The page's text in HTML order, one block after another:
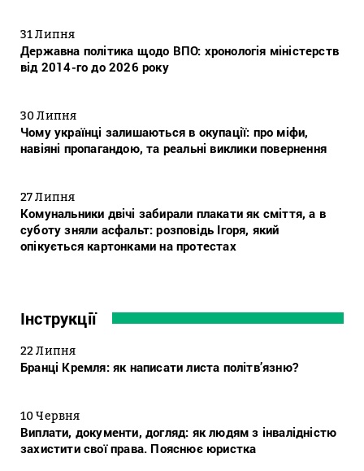
31 Липня
Державна політика щодо ВПО: хронологія міністерств
від 2014-го до 2026 року
30 Липня
Чому українці залишаються в окупації: про міфи,
навіяні пропагандою, та реальні виклики повернення
27 Липня
Комунальники двічі забирали плакати як сміття, а в
суботу зняли асфальт: розповідь Ігоря, який
опікується картонками на протестах
Інструкції
22 Липня
Бранці Кремля: як написати листа політв’язню?
10 Червня
Виплати, документи, догляд: як людям з інвалідністю
захистити свої права. Пояснює юристка